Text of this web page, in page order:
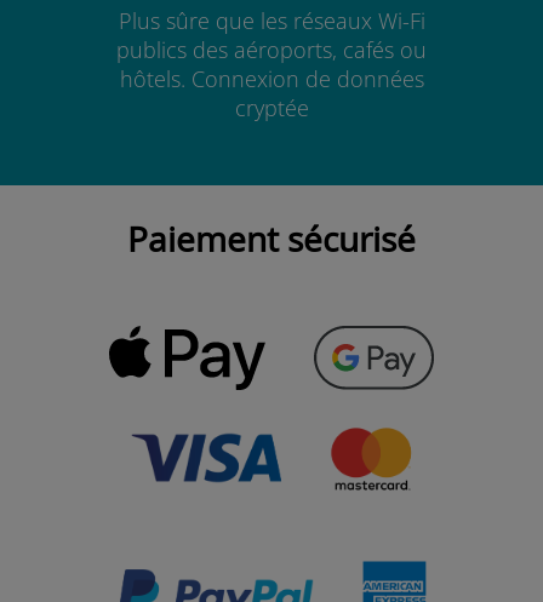
Plus sûre que les réseaux Wi-Fi
publics des aéroports, cafés ou
hôtels. Connexion de données
cryptée
Paiement sécurisé